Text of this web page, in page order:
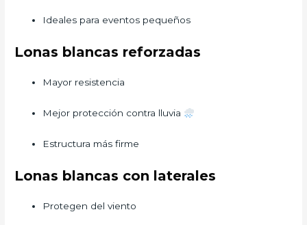
Ideales para eventos pequeños
Lonas blancas reforzadas
Mayor resistencia
Mejor protección contra lluvia
Estructura más firme
Lonas blancas con laterales
Protegen del viento